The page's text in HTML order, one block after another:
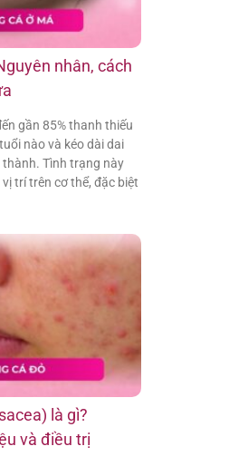
nhân, cách
gần 85% thanh thiếu
nào và kéo dài dai
Tình trạng này
trí trên cơ thể, đặc biệt
là gì?
và điều trị